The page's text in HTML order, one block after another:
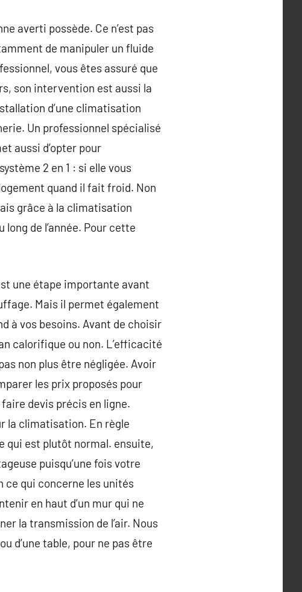
averti possède. Ce n’est pas
de manipuler un fluide
vous êtes assuré que
son intervention est aussi la
d’une climatisation
Un professionnel spécialisé
aussi d’opter pour
2 en 1 : si elle vous
quand il fait froid. Non
grâce à la climatisation
de l’année. Pour cette
une étape importante avant
Mais il permet également
à vos besoins. Avant de choisir
calorifique ou non. L’efficacité
non plus être négligée. Avoir
les prix proposés pour
devis précis en ligne.
la climatisation. En règle
qui est plutôt normal. ensuite,
puisqu’une fois votre
ce qui concerne les unités
en haut d’un mur qui ne
la transmission de l’air. Nous
d’une table, pour ne pas être